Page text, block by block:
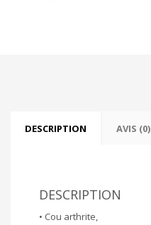
DESCRIPTION AVIS (0)
DESCRIPTION
• Cou arthrite,